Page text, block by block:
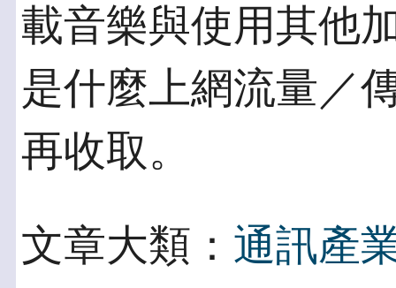
載音樂與使用其他
是什麼上網流量／
再收取。
文章大類： 通訊產